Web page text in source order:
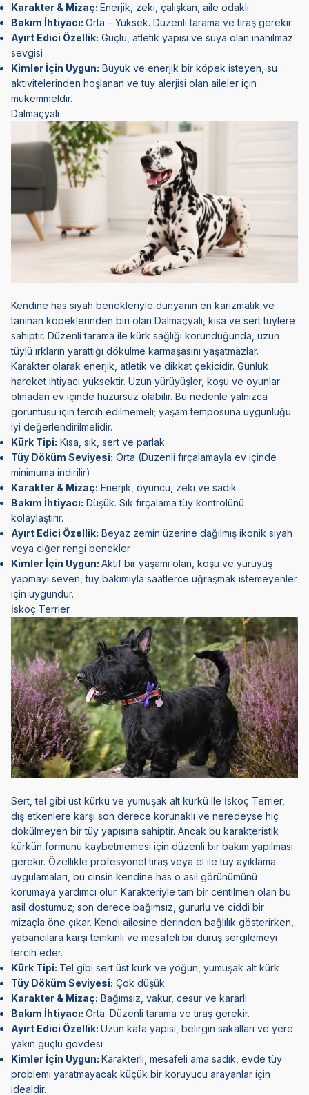
Karakter & Mizaç: Enerjik, zeki, çalışkan, aile odaklı
Bakım İhtiyacı: Orta – Yüksek. Düzenli tarama ve tıraş gerekir.
Ayırt Edici Özellik: Güçlü, atletik yapısı ve suya olan inanılmaz
sevgisi
Kimler İçin Uygun: Büyük ve enerjik bir köpek isteyen, su
aktivitelerinden hoşlanan ve tüy alerjisi olan aileler için
mükemmeldir.
Dalmaçyalı
Kendine has siyah benekleriyle dünyanın en karizmatik ve
tanınan köpeklerinden biri olan Dalmaçyalı , kısa ve sert tüylere
sahiptir. Düzenli tarama ile kürk sağlığı korunduğunda, uzun
tüylü ırkların yarattığı dökülme karmaşasını yaşatmazlar.
Karakter olarak enerjik, atletik ve dikkat çekicidir. Günlük
hareket ihtiyacı yüksektir. Uzun yürüyüşler, koşu ve oyunlar
olmadan ev içinde huzursuz olabilir. Bu nedenle yalnızca
görüntüsü için tercih edilmemeli; yaşam temposuna uygunluğu
iyi değerlendirilmelidir.
Kürk Tipi: Kısa, sık, sert ve parlak
Tüy Döküm Seviyesi: Orta (Düzenli fırçalamayla ev içinde
minimuma indirilir)
Karakter & Mizaç: Enerjik, oyuncu, zeki ve sadık
Bakım İhtiyacı: Düşük. Sık fırçalama tüy kontrolünü
kolaylaştırır.
Ayırt Edici Özellik: Beyaz zemin üzerine dağılmış ikonik siyah
veya ciğer rengi benekler
Kimler İçin Uygun: Aktif bir yaşamı olan, koşu ve yürüyüş
yapmayı seven, tüy bakımıyla saatlerce uğraşmak istemeyenler
için uygundur.
İskoç Terrier
Sert, tel gibi üst kürkü ve yumuşak alt kürkü ile İskoç Terrier,
dış etkenlere karşı son derece korunaklı ve neredeyse hiç
dökülmeyen bir tüy yapısına sahiptir. Ancak bu karakteristik
kürkün formunu kaybetmemesi için düzenli bir bakım yapılması
gerekir. Özellikle profesyonel tıraş veya el ile tüy ayıklama
uygulamaları, bu cinsin kendine has o asil görünümünü
korumaya yardımcı olur. Karakteriyle tam bir centilmen olan bu
asil dostumuz; son derece bağımsız, gururlu ve ciddi bir
mizaçla öne çıkar. Kendi ailesine derinden bağlılık gösterirken,
yabancılara karşı temkinli ve mesafeli bir duruş sergilemeyi
tercih eder.
Kürk Tipi: Tel gibi sert üst kürk ve yoğun, yumuşak alt kürk
Tüy Döküm Seviyesi: Çok düşük
Karakter & Mizaç: Bağımsız, vakur, cesur ve kararlı
Bakım İhtiyacı: Orta. Düzenli tarama ve tıraş gerekir.
Ayırt Edici Özellik: Uzun kafa yapısı, belirgin sakalları ve yere
yakın güçlü gövdesi
Kimler İçin Uygun: Karakterli, mesafeli ama sadık, evde tüy
problemi yaratmayacak küçük bir koruyucu arayanlar için
idealdir.